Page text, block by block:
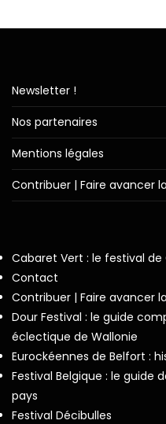
Newsletter !
Nos partenaires
Mentions légales
Contribuer | Faire avancer
Cabaret Vert : le festival de
Contact
Contribuer | Faire avancer
Dour Festival : le guide
éclectique de Wallonie
Eurockéennes de Belfort :
Festival Belgique : le guide
pays
Festival Décibulles